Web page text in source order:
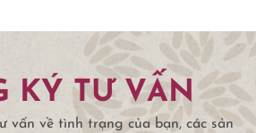
KÝ TƯ VẤN
vấn về tình trạng của bạn, các sản